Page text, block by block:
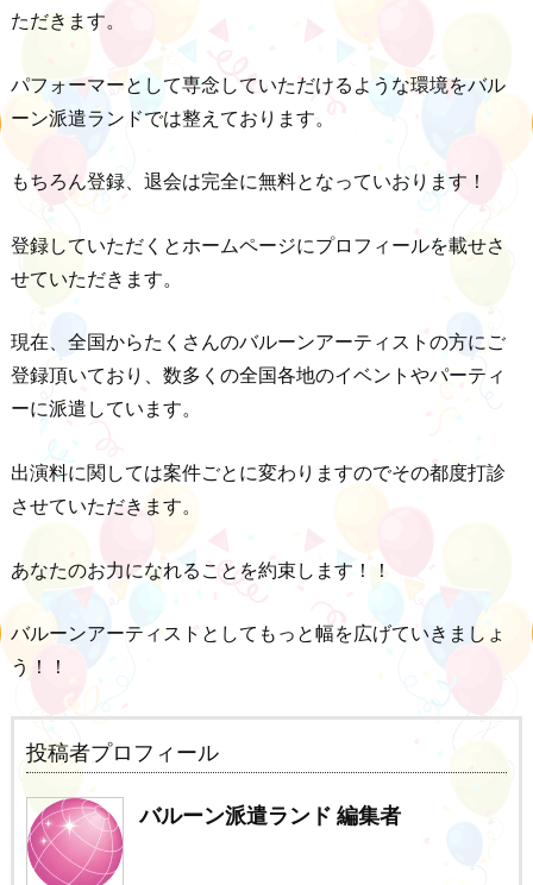
ただきます。
パフォーマーとして専念していただけるような環境をバル
ーン派遣ランドでは整えております。
もちろん登録、退会は完全に無料となっていおります！
登録していただくとホームページにプロフィールを載せさ
せていただきます。
現在、全国からたくさんのバルーンアーティストの方にご
登録頂いており、数多くの全国各地のイベントやパーティ
ーに派遣しています。
出演料に関しては案件ごとに変わりますのでその都度打診
させていただきます。
あなたのお力になれることを約束します！！
バルーンアーティストとしてもっと幅を広げていきましょ
う！！
投稿者プロフィール
バルーン派遣ランド 編集者